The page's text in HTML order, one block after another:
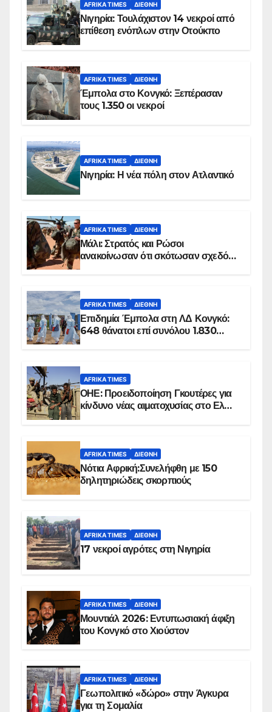
AFRIKA TIMES ΔΙΕΘΝΉ
Νιγηρία: Τουλάχιστον 14 νεκροί από
επίθεση ενόπλων στην Οτούκπο
AFRIKA TIMES ΔΙΕΘΝΉ
Έμπολα στο Κονγκό: Ξεπέρασαν
τους 1.350 οι νεκροί
AFRIKA TIMES ΔΙΕΘΝΉ
Νιγηρία: Η νέα πόλη στον Ατλαντικό
AFRIKA TIMES ΔΙΕΘΝΉ
Μάλι: Στρατός και Ρώσοι
ανακοίνωσαν ότι σκότωσαν σχεδόν
AFRIKA TIMES ΔΙΕΘΝΉ
Επιδημία Έμπολα στη ΛΔ Κονγκό:
648 θάνατοι επί συνόλου 1.830
AFRIKA TIMES
ΟΗΕ: Προειδοποίηση Γκουτέρες για
κίνδυνο νέας αιματοχυσίας στο Ελ
AFRIKA TIMES ΔΙΕΘΝΉ
Νότια Αφρική:Συνελήφθη με 150
δηλητηριώδεις σκορπιούς
AFRIKA TIMES ΔΙΕΘΝΉ
17 νεκροί αγρότες στη Νιγηρία
AFRIKA TIMES ΔΙΕΘΝΉ
Μουντιάλ 2026: Εντυπωσιακή άφιξη
του Κονγκό στο Χιούστον
AFRIKA TIMES ΔΙΕΘΝΉ
Γεωπολιτικό «δώρο» στην Άγκυρα
για τη Σομαλία